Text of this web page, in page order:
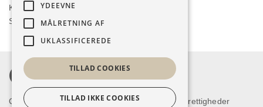
Kurv
Shop
Copyright © 2026 Humlum Kjoleforretning. Alle rettigheder
YDEEVNE
MÅLRETNING AF
UKLASSIFICEREDE
TILLAD COOKIES
TILLAD IKKE COOKIES